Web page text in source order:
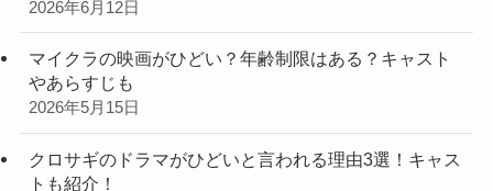
2026年6月12日
マイクラの映画がひどい？年齢制限はある？キャスト
やあらすじも
2026年5月15日
クロサギのドラマがひどいと言われる理由3選！キャス
トも紹介！